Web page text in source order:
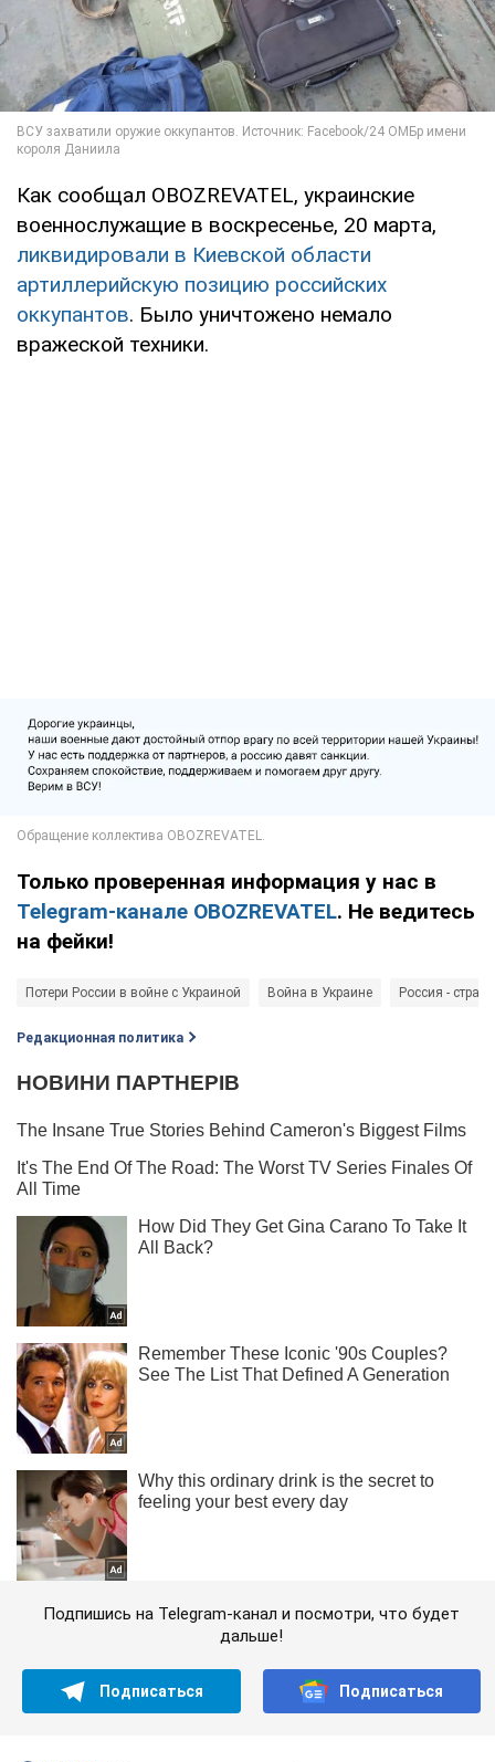
Как сообщал OBOZREVATEL, украинские
военнослужащие в воскресенье, 20 марта,
ликвидировали в Киевской области
артиллерийскую позицию российских
оккупантов. Было уничтожено немало
вражеской техники.
Только проверенная информация у нас в
Telegram-канале OBOZREVATEL. Не ведитесь
на фейки!
Потери России в войне с Украиной Война в Украине Россия -
Редакционная политика
Подпишись на Telegram-канал и посмотри, что будет
дальше!
Подписаться Подписаться